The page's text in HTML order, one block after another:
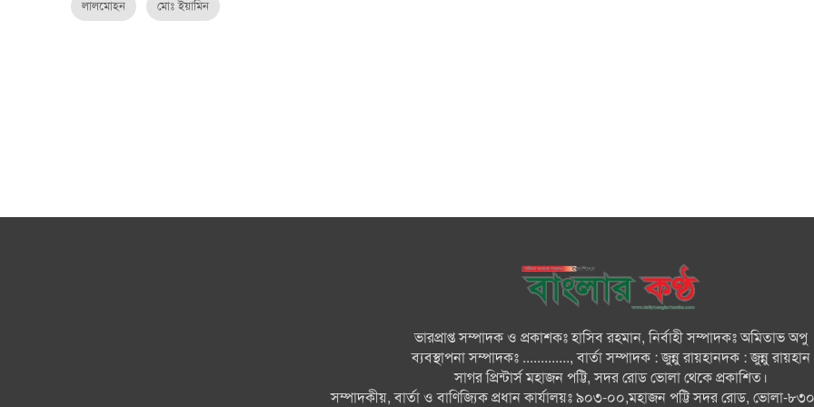
লালমোহন মোঃ ইয়ামিন
ভারপ্রাপ্ত সম্পাদক ও প্রকাশকঃ হাসিব রহমান, নির্বাহী সম্পাদকঃ অমিতাভ অপু
ব্যবস্থাপনা সম্পাদকঃ ............., বার্তা সম্পাদক : জুন্নু রায়হানদক : জুন্নু রায়হান
সাগর প্রিন্টার্স মহাজন পট্টি, সদর রোড ভোলা থেকে প্রকাশিত।
সম্পাদকীয়, বার্তা ও বাণিজ্যিক প্রধান কার্যালয়ঃ ৯০৩-০০,মহাজন পট্টি সদর রোড, ভোলা-